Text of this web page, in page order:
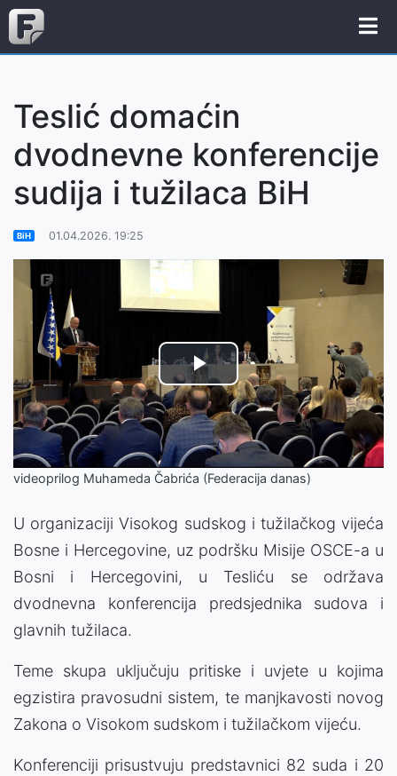
Teslić domaćin
dvodnevne konferencije
sudija i tužilaca BiH
BiH 01.04.2026. 19:25
Play
Video
videoprilog Muhameda Čabrića (Federacija danas)
U organizaciji Visokog sudskog i tužilačkog vijeća
Bosne i Hercegovine, uz podršku Misije OSCE-a u
Bosni i Hercegovini, u Tesliću se održava
dvodnevna konferencija predsjednika sudova i
glavnih tužilaca.
Teme skupa uključuju pritiske i uvjete u kojima
egzistira pravosudni sistem, te manjkavosti novog
Zakona o Visokom sudskom i tužilačkom vijeću.
Konferenciji prisustvuju predstavnici 82 suda i 20